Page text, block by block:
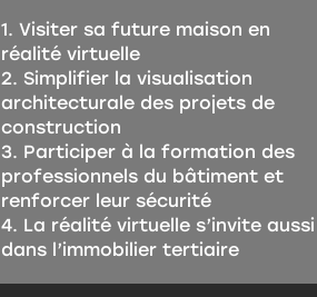
Visiter sa future maison en
réalité virtuelle
Simplifier la visualisation
architecturale des projets de
construction
Participer à la formation des
professionnels du bâtiment et
renforcer leur sécurité
La réalité virtuelle s’invite aussi
dans l’immobilier tertiaire